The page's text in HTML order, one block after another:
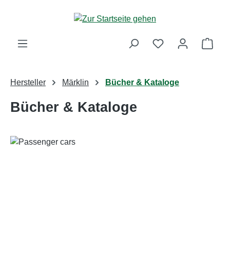
Zum Hauptinhalt springen
Hersteller Märklin Bücher & Kataloge
Bücher & Kataloge